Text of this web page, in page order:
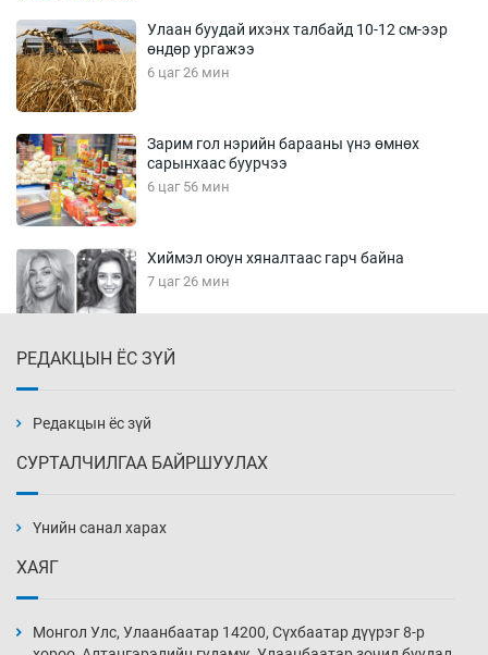
Улаан буудай ихэнх талбайд 10-12 см-ээр
өндөр ургажээ
6 цаг 26 мин
Зарим гол нэрийн барааны үнэ өмнөх
сарынхаас буурчээ
6 цаг 56 мин
Хиймэл оюун хяналтаас гарч байна
7 цаг 26 мин
7 цаг 56 мин
нэмэгджээ
8 цаг 26 мин
РЕДАКЦЫН ЁС ЗҮЙ
Редакцын ёс зүй
СУРТАЛЧИЛГАА БАЙРШУУЛАХ
Үнийн санал харах
ХАЯГ
Монгол Улс, Улаанбаатар 14200, Сүхбаатар дүүрэг 8-р